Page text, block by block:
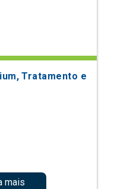
Tratamento e
mais